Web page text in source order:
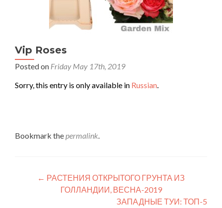
Vip Roses
Posted on Friday May 17th, 2019
Sorry, this entry is only available in Russian.
Bookmark thepermalink.
Post
navigation
← РАСТЕНИЯ ОТКРЫТОГО ГРУНТА ИЗ
ГОЛЛАНДИИ, ВЕСНА-2019
ЗАПАДНЫЕ ТУИ: ТОП-5